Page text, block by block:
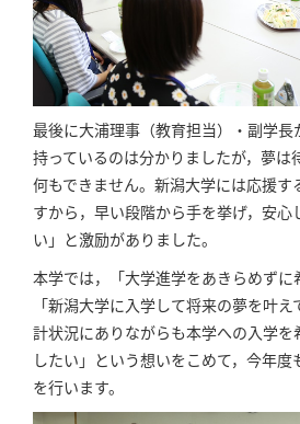
最後に大浦理事（教育担当）・副学長
持っているのは分かりましたが，夢は
何もできません。新潟大学には応援す
すから，早い段階から手を挙げ，安心
い」と激励がありました。
本学では，「大学進学をあきらめずに
「新潟大学に入学して将来の夢を叶
計状況にありながらも本学への入学
したい」という想いをこめて，今年
を行います。